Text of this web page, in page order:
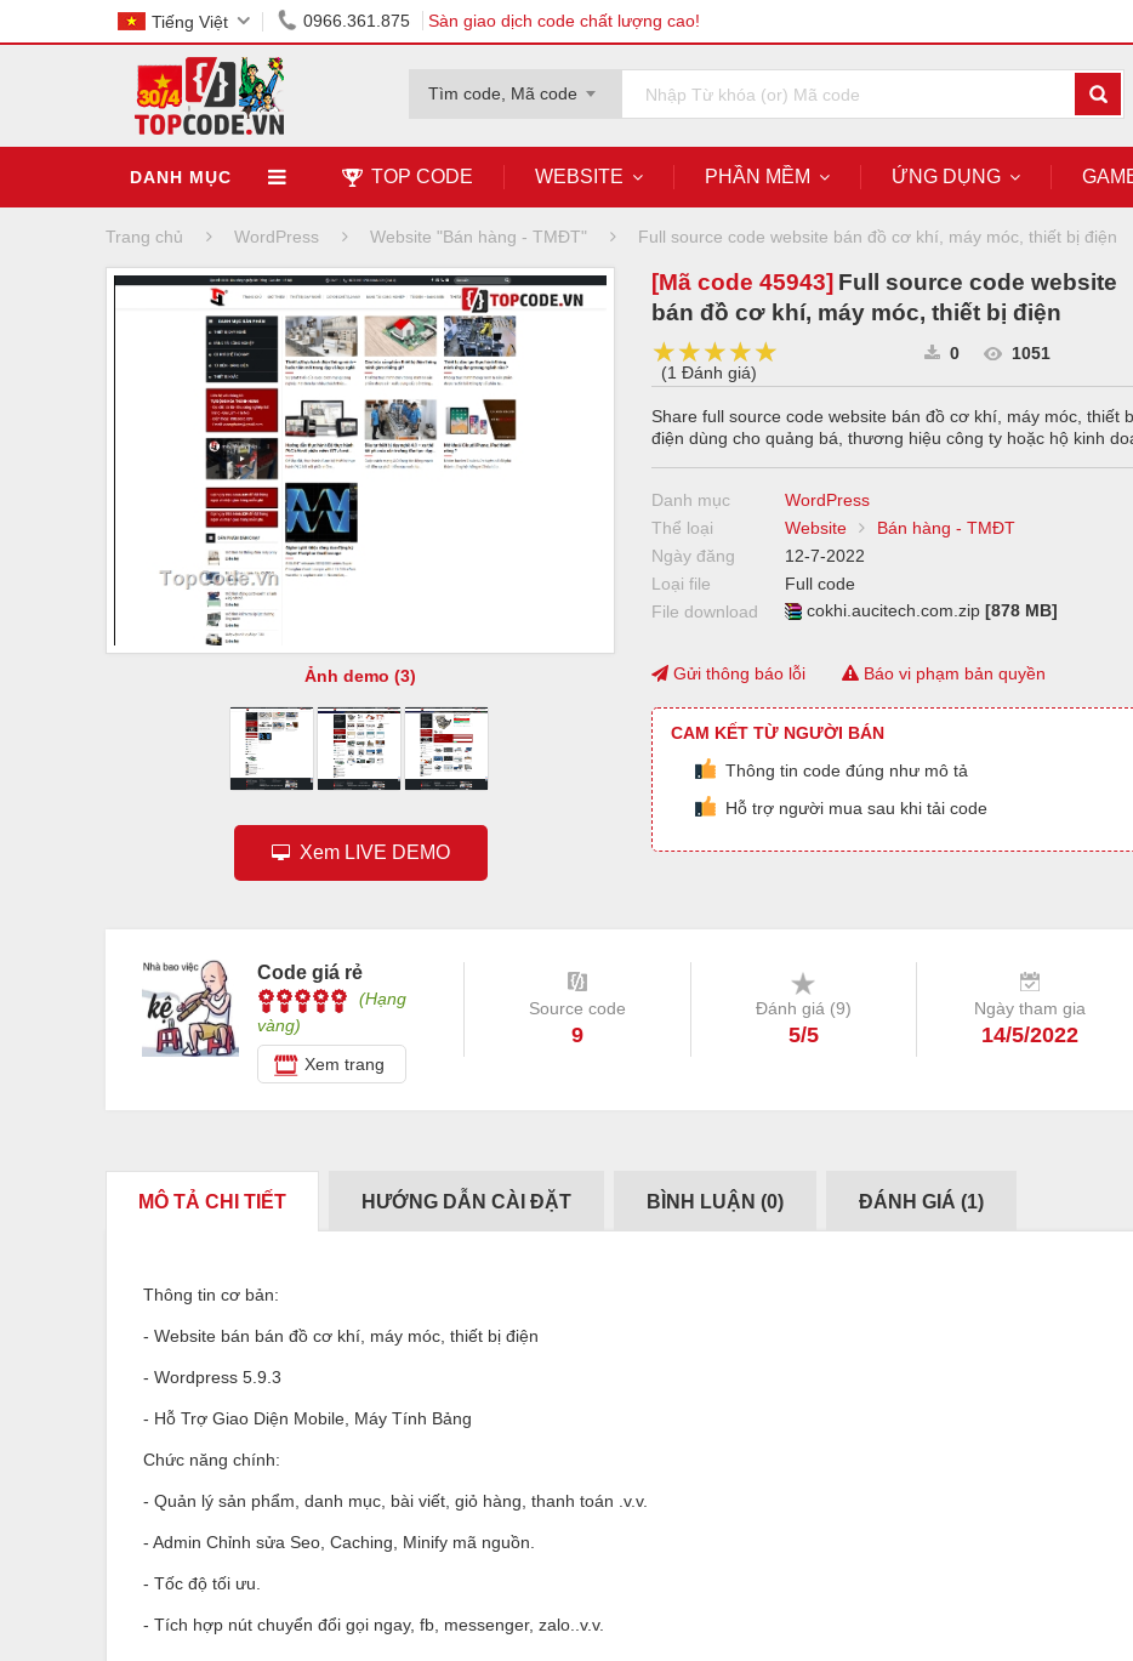
Tiếng Việt 0966.361.875 Sàn giao dịch code chất lượng cao!
Tìm code, Mã code
DANH MỤC TOP CODE WEBSITE PHẦN MỀM ỨNG DỤNG
Trang chủ WordPress Website "Bán hàng - TMĐT" Full source code website bán đồ cơ khí, máy móc, thiết bị điện
Ảnh demo (3)
Xem LIVE DEMO
[Mã code 45943] Full source code website
bán đồ cơ khí, máy móc, thiết bị điện
★★★★★
★★★★★
★★★★★
(1 Đánh giá)
0 1051
Share full source code website bán đồ cơ khí, máy móc, thiết
điện dùng cho quảng bá, thương hiệu công ty hoặc hộ kinh
Danh mục
WordPress
Thể loại
Website
Bán hàng - TMĐT
Ngày đăng
12-7-2022
Loại file
Full code
File download
cokhi.aucitech.com.zip [878 MB]
Gửi thông báo lỗi Báo vi phạm bản quyền
CAM KẾT TỪ NGƯỜI BÁN
Thông tin code đúng như mô tả
Hỗ trợ người mua sau khi tải code
Code giá rẻ
(Hạng
vàng)
Xem trang
Source code
9
Đánh giá (9)
5/5
Ngày tham gia
14/5/2022
MÔ TẢ CHI TIẾT HƯỚNG DẪN CÀI ĐẶT BÌNH LUẬN (0) ĐÁNH GIÁ (1)
Thông tin cơ bản:
- Website bán bán đồ cơ khí, máy móc, thiết bị điện
- Wordpress 5.9.3
- Hỗ Trợ Giao Diện Mobile, Máy Tính Bảng
Chức năng chính:
- Quản lý sản phẩm, danh mục, bài viết, giỏ hàng, thanh toán .v.v.
- Admin Chỉnh sửa Seo, Caching, Minify mã nguồn.
- Tốc độ tối ưu.
- Tích hợp nút chuyển đổi gọi ngay, fb, messenger, zalo..v.v.